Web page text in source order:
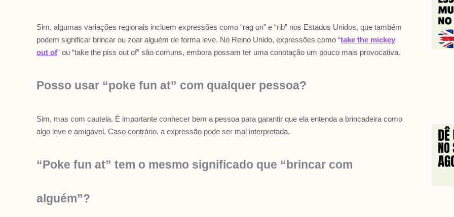
Sim, algumas variações regionais incluem expressões como “rag on” e “rib” nos Estados Unidos, que também
podem significar brincar ou zoar alguém de forma leve. No Reino Unido, expressões como “take the mickey
out of” ou “take the piss out of” são comuns, embora possam ter uma conotação um pouco mais provocativa.
Posso usar “poke fun at” com qualquer pessoa?
Sim, mas com cautela. É importante conhecer bem a pessoa para garantir que ela entenda a brincadeira como
algo leve e amigável. Caso contrário, a expressão pode ser mal interpretada.
“Poke fun at” tem o mesmo significado que “brincar com
alguém”?